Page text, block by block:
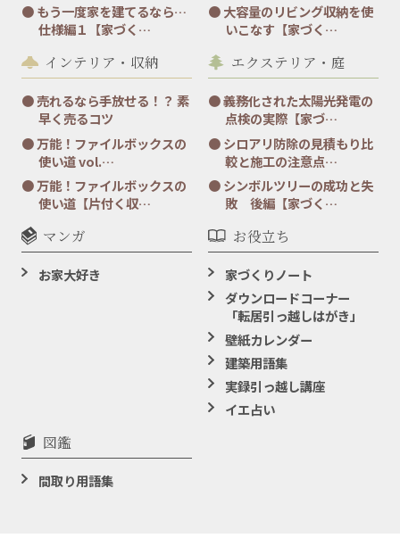
もう一度家を建てるなら…
仕様編１【家づく…
大容量のリビング収納を使
いこなす【家づく…
インテリア・収納
売れるなら手放せる！？ 素
早く売るコツ
万能！ファイルボックスの
使い道 vol.…
万能！ファイルボックスの
使い道【片付く収…
エクステリア・庭
義務化された太陽光発電の
点検の実際【家づ…
シロアリ防除の見積もり比
較と施工の注意点…
シンボルツリーの成功と失
敗 後編【家づく…
マンガ
お家大好き
お役立ち
家づくりノート
ダウンロードコーナー
「転居引っ越しはがき」
壁紙カレンダー
建築用語集
実録引っ越し講座
イエ占い
図鑑
間取り用語集